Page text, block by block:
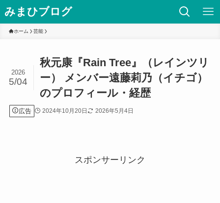
みまひブログ
ホーム 芸能
秋元康『Rain Tree』（レインツリ
ー） メンバー遠藤莉乃（イチゴ）
のプロフィール・経歴
2026
5/04
広告 2024年10月20日 2026年5月4日
スポンサーリンク